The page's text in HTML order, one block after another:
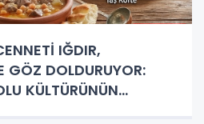
IĞDIR,
GÖZ DOLDURUYOR:
KÜLTÜRÜNÜN